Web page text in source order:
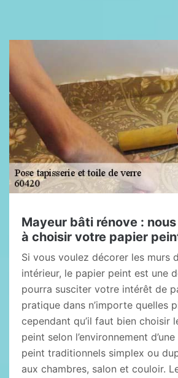
Mayeur bâti rénove :
à choisir votre papier
Si vous voulez décorer les murs
intérieur, le papier peint est une
pourra susciter votre intérêt de
pratique dans n’importe quelles
cependant qu’il faut bien choisir
peint selon l’environnement
peint traditionnels simplex ou
aux chambres, salon et couloir.